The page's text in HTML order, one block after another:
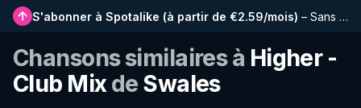
S'abonner à Spotalike (à partir de €2.59/mois) – Sans publicité, playlists plus longues, historique complet et accès anticipé aux nouvelles fonctionnalités
Chansons similaires à Higher -
Club Mixde Swales